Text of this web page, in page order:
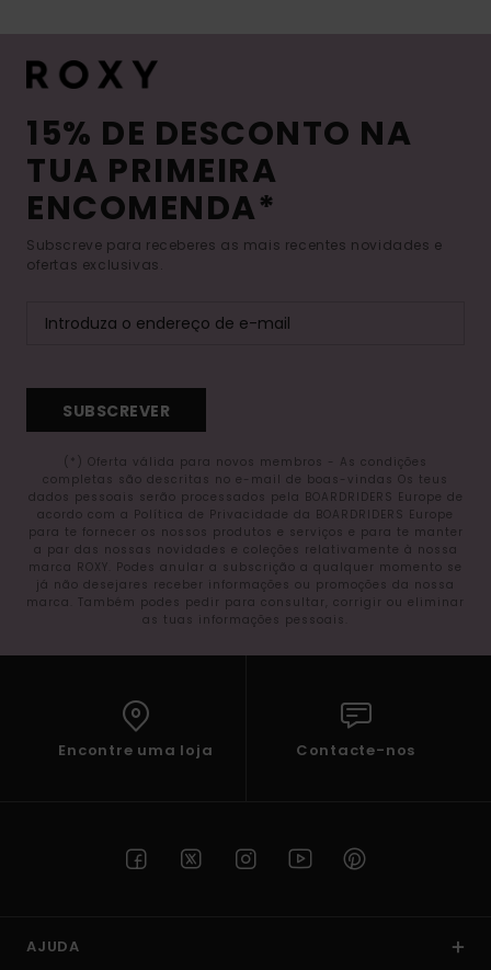
15% DE DESCONTO NA
TUA PRIMEIRA
ENCOMENDA*
Subscreve para receberes as mais recentes novidades e
ofertas exclusivas.
SUBSCREVER
(*) Oferta válida para novos membros - As condições
completas são descritas no e-mail de boas-vindas Os teus
dados pessoais serão processados pela BOARDRIDERS Europe de
acordo com a Política de Privacidade da BOARDRIDERS Europe
para te fornecer os nossos produtos e serviços e para te manter
a par das nossas novidades e coleções relativamente à nossa
marca ROXY. Podes anular a subscrição a qualquer momento se
já não desejares receber informações ou promoções da nossa
marca. Também podes pedir para consultar, corrigir ou eliminar
as tuas informações pessoais.
Encontre uma loja Contacte-nos
AJUDA